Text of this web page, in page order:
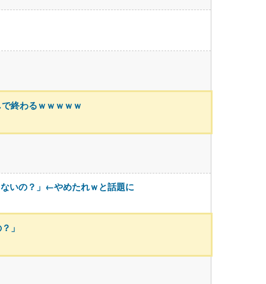
終わるｗｗｗｗｗ
いの？」←やめたれｗと話題に
」